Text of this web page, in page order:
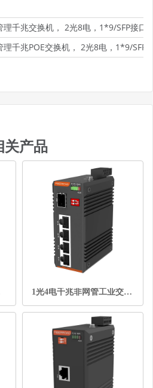
理千兆交换机， 2光8电，1*9/SFP接口
理千兆POE交换机， 2光8电，1*9/SFP
关产品
1光4电千兆非网管工业交换机